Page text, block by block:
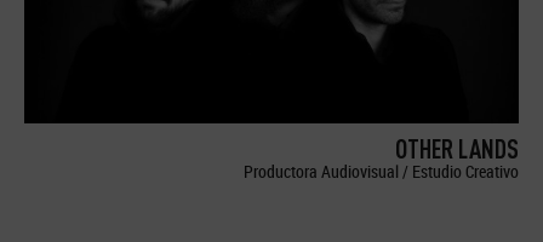
OTHER LANDS
Productora Audiovisual / Estudio Creativo